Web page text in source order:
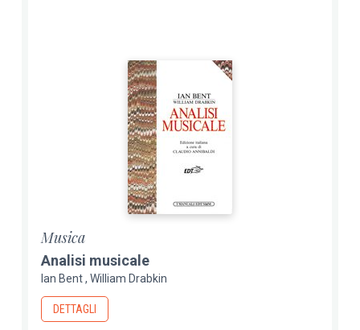
Musica
Analisi musicale
Ian Bent William Drabkin
DETTAGLI